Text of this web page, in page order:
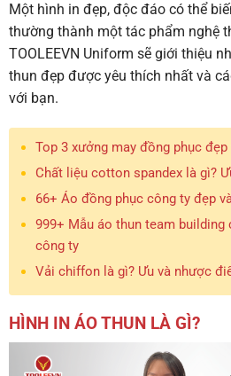
Một hình in đẹp, độc đáo có thể
thường thành một tác phẩm nghệ
TOOLEEVN Uniform sẽ giới thiệu
thun đẹp được yêu thích nhất và
với bạn.
Top 3 xưởng may đồng phục
Chất liệu cotton spandex là gì?
66+ Áo đồng phục công ty đẹp
999+ Mẫu áo thun team building
công ty
Vải chiffon là gì? Ưu và nhược
HÌNH IN ÁO THUN LÀ GÌ?